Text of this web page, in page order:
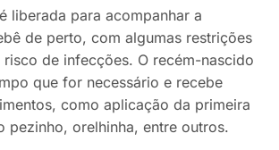
liberada para acompanhar a
de perto, com algumas restrições
de infecções. O recém-nascido
que for necessário e recebe
como aplicação da primeira
pezinho, orelhinha, entre outros.